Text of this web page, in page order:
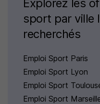
Explorez les
sport par ville
recherchés
Emploi Sport Paris
Emploi Sport Lyon
Emploi Sport
Emploi Sport